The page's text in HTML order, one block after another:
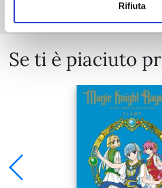
Rifiuta
Se ti è piaciuto